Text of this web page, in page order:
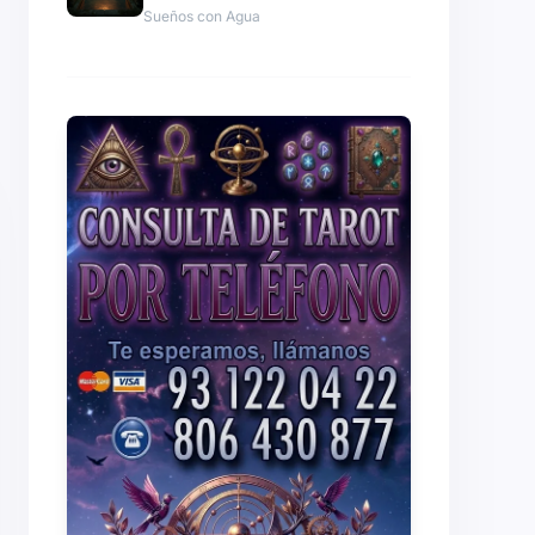
Sueños con Agua